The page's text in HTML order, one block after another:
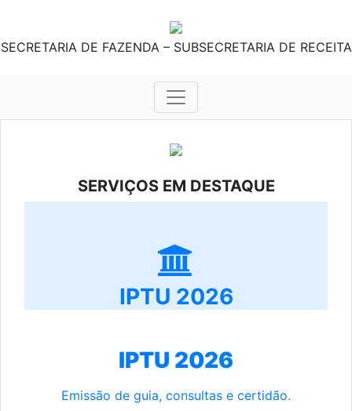
SECRETARIA DE FAZENDA – SUBSECRETARIA DE RECEITA
SERVIÇOS EM DESTAQUE
IPTU 2026
IPTU 2026
Emissão de guia, consultas e certidão.